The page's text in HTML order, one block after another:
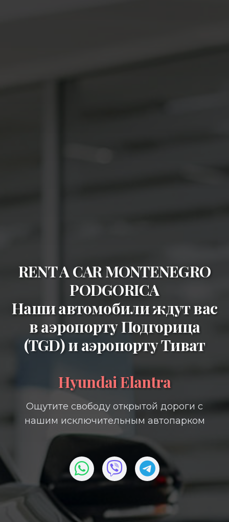
RENT A CAR MONTENEGRO
PODGORICA
Наши автомобили ждут вас
ваэропорту Подгорица
(TGD)иаэропорту Тиват
Hyundai Elantra
Ощутите свободу открытой дороги с
нашим исключительным автопарком